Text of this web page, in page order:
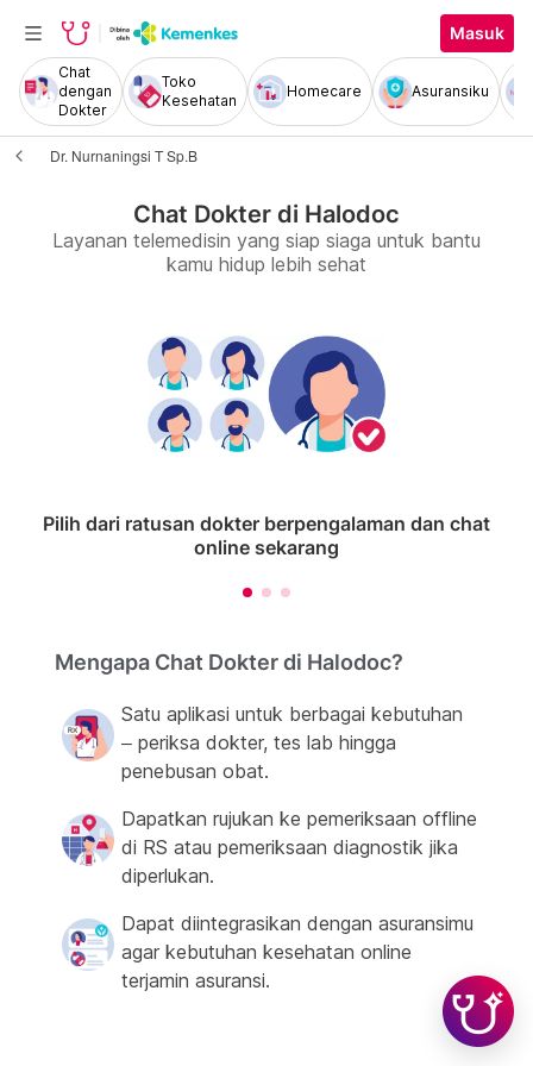
Masuk
Chat
dengan
Dokter
Toko
Kesehatan
Homecare Asuransiku
Dr. Nurnaningsi T Sp.B
Chat Dokter di Halodoc
Layanan telemedisin yang siap siaga untuk bantu
kamu hidup lebih sehat
Pilih dari ratusan dokter berpengalaman dan chat
online sekarang
Mengapa Chat Dokter di Halodoc?
Satu aplikasi untuk berbagai kebutuhan
– periksa dokter, tes lab hingga
penebusan obat.
Dapatkan rujukan ke pemeriksaan offline
di RS atau pemeriksaan diagnostik jika
diperlukan.
Dapat diintegrasikan dengan asuransimu
agar kebutuhan kesehatan online
terjamin asuransi.